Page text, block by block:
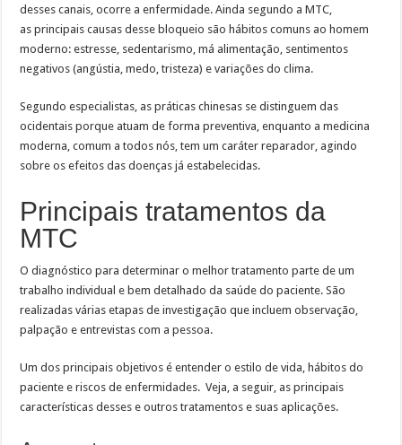
desses canais, ocorre a enfermidade. Ainda segundo a MTC,
as principais causas desse bloqueio são hábitos comuns ao homem
moderno: estresse, sedentarismo, má alimentação, sentimentos
negativos (angústia, medo, tristeza) e variações do clima.
Segundo especialistas, as práticas chinesas se distinguem das
ocidentais porque atuam de forma preventiva, enquanto a medicina
moderna, comum a todos nós, tem um caráter reparador, agindo
sobre os efeitos das doenças já estabelecidas.
Principais tratamentos da
MTC
O diagnóstico para determinar o melhor tratamento parte de um
trabalho individual e bem detalhado da saúde do paciente. São
realizadas várias etapas de investigação que incluem observação,
palpação e entrevistas com a pessoa.
Um dos principais objetivos é entender o estilo de vida, hábitos do
paciente e riscos de enfermidades. Veja, a seguir, as principais
características desses e outros tratamentos e suas aplicações.